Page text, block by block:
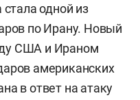
стала одной из
по Ирану. Новый
США и Ираном
американских
в ответ на атаку